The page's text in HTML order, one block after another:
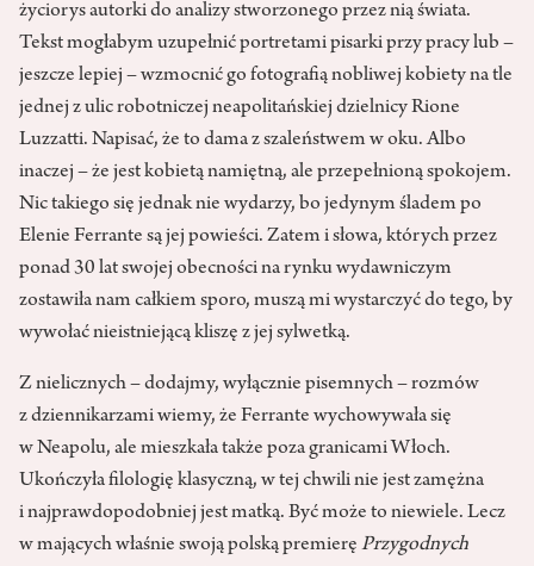
życiorys autorki do analizy stworzonego przez nią świata.
Tekst mogłabym uzupełnić portretami pisarki przy pracy lub –
jeszcze lepiej – wzmocnić go fotografią nobliwej kobiety na tle
jednej z ulic robotniczej neapolitańskiej dzielnicy Rione
Luzzatti. Napisać, że to dama z szaleństwem w oku. Albo
inaczej – że jest kobietą namiętną, ale przepełnioną spokojem.
Nic takiego się jednak nie wydarzy, bo jedynym śladem po
Elenie Ferrante są jej powieści. Zatem i słowa, których przez
ponad 30 lat swojej obecności na rynku wydawniczym
zostawiła nam całkiem sporo, muszą mi wystarczyć do tego, by
wywołać nieistniejącą kliszę z jej sylwetką.
Z nielicznych – dodajmy, wyłącznie pisemnych – rozmów
z dziennikarzami wiemy, że Ferrante wychowywała się
w Neapolu, ale mieszkała także poza granicami Włoch.
Ukończyła filologię klasyczną, w tej chwili nie jest zamężna
i najprawdopodobniej jest matką. Być może to niewiele. Lecz
w mających właśnie swoją polską premierę Przygodnych